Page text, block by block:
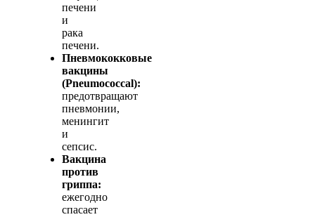
печени
и
рака
печени.
Пневмококковые
вакцины
(Pneumococcal):
предотвращают
пневмонии,
менингит
и
сепсис.
Вакцина
против
гриппа:
ежегодно
спасает